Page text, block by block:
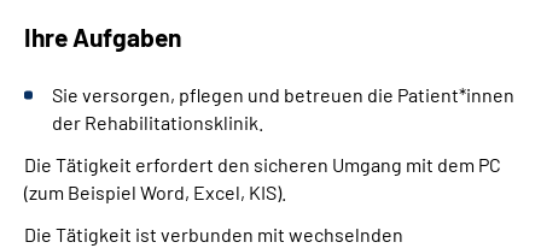
Ihre Aufgaben
Sie versorgen, pflegen und betreuen die Patient*innen
der Rehabilitationsklinik.
Die Tätigkeit erfordert den sicheren Umgang mit dem PC
(zum Beispiel Word, Excel, KIS).
Die Tätigkeit ist verbunden mit wechselnden